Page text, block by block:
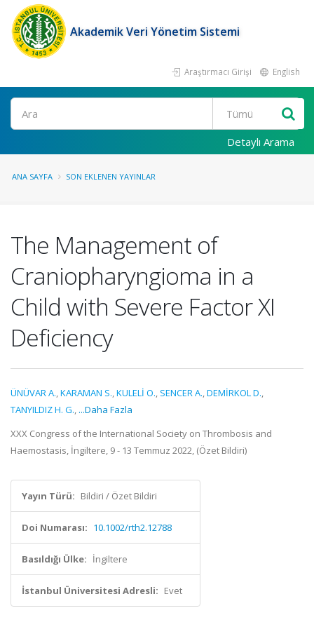
Akademik Veri Yönetim Sistemi
Araştırmacı Girişi English
Ara
Detaylı Arama
ANA SAYFA SON EKLENEN YAYINLAR
The Management of
Craniopharyngioma in a
Child with Severe Factor XI
Deficiency
ÜNÜVAR A.,KARAMAN S.,KULELİ O., SENCER A.,DEMİRKOL D.,
TANYILDIZ H. G., ...Daha Fazla
XXX Congress of the International Society on Thrombosis and
Haemostasis, İngiltere, 9 - 13 Temmuz 2022, (Özet Bildiri)
Yayın Türü: Bildiri / Özet Bildiri
Doi Numarası: 10.1002/rth2.12788
Basıldığı Ülke: İngiltere
İstanbul Üniversitesi Adresli: Evet